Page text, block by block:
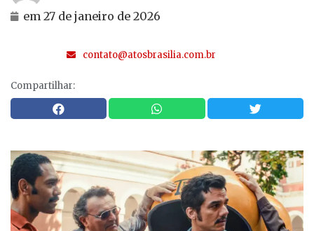
em 27 de janeiro de 2026
contato@atosbrasilia.com.br
Compartilhar: